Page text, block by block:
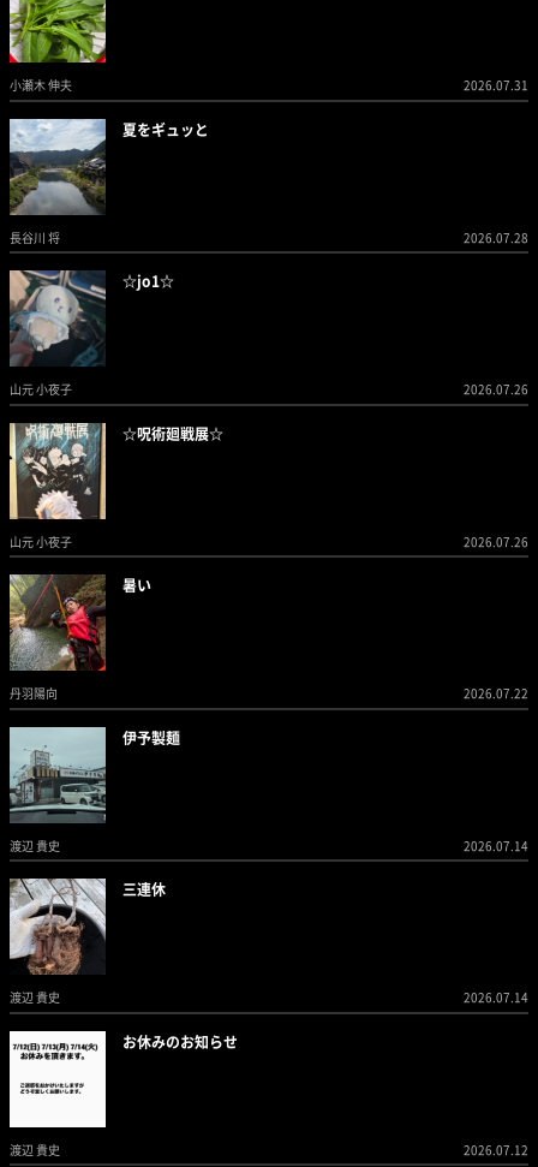
小瀬木 伸夫 2026.07.31
夏をギュッと
長谷川 将 2026.07.28
☆jo1☆
山元 小夜子 2026.07.26
☆呪術廻戦展☆
山元 小夜子 2026.07.26
暑い
丹羽陽向 2026.07.22
伊予製麺
渡辺 貴史 2026.07.14
三連休
渡辺 貴史 2026.07.14
お休みのお知らせ
渡辺 貴史 2026.07.12